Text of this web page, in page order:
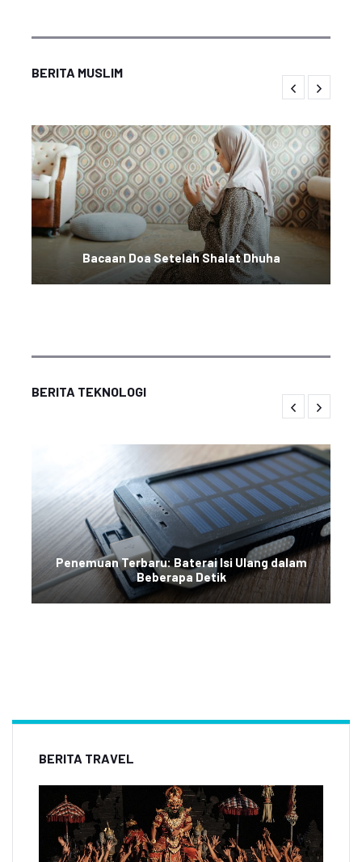
BERITA MUSLIM
Bacaan Doa Setelah Shalat Dhuha
BERITA TEKNOLOGI
Penemuan Terbaru: Baterai Isi Ulang dalam
Beberapa Detik
BERITA TRAVEL